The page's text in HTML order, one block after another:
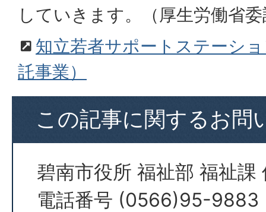
していきます。（厚生労働省
知立若者サポートステーシ
託事業）
この記事に関するお問
碧南市役所 福祉部 福祉課
電話番号 (0566)95-9883